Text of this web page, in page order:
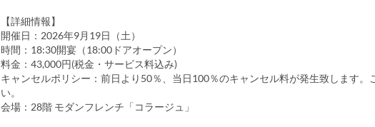
【詳細情報】
開催日：2026年9月19日（土）
時間：18:30開宴（18:00ドアオープン）
料金：43,000円(税金・サービス料込み)
キャンセルポリシー：前日より50％、当日100％のキャンセル料が発生致します。
い。
会場：28階 モダンフレンチ「コラージュ」